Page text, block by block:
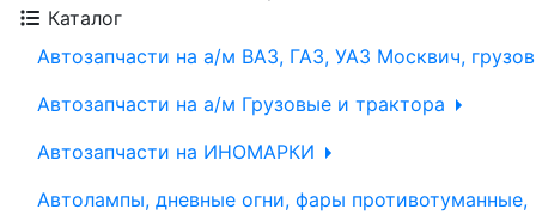
Каталог
Автозапчасти на а/м ВАЗ, ГАЗ, УАЗ Москвич,
Автозапчасти на а/м Грузовые и трактора
Автозапчасти на ИНОМАРКИ
Автолампы, дневные огни, фары противотуманные,